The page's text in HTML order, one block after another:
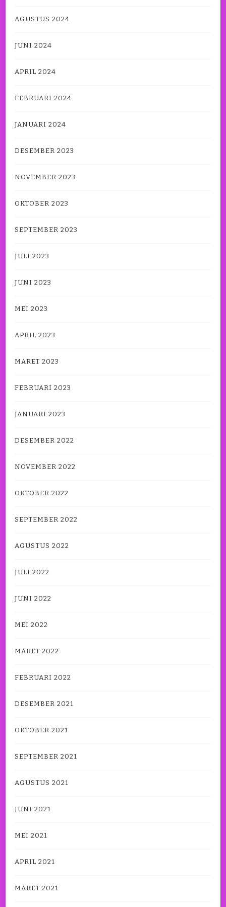
AGUSTUS 2024
JUNI 2024
APRIL 2024
FEBRUARI 2024
JANUARI 2024
DESEMBER 2023
NOVEMBER 2023
OKTOBER 2023
SEPTEMBER 2023
JULI 2023
JUNI 2023
MEI 2023
APRIL 2023
MARET 2023
FEBRUARI 2023
JANUARI 2023
DESEMBER 2022
NOVEMBER 2022
OKTOBER 2022
SEPTEMBER 2022
AGUSTUS 2022
JULI 2022
JUNI 2022
MEI 2022
MARET 2022
FEBRUARI 2022
DESEMBER 2021
OKTOBER 2021
SEPTEMBER 2021
AGUSTUS 2021
JUNI 2021
MEI 2021
APRIL 2021
MARET 2021